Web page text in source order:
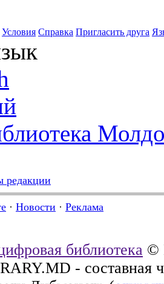
Условия Справка Пригласить друга
редакции
· Новости · Реклама
библиотека ©
- составная